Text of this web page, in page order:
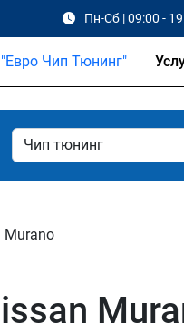
Пн-Сб | 09:00 -
Murano